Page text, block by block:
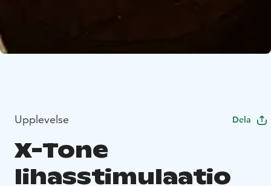
Upplevelse Dela
X-Tone
lihasstimulaatio